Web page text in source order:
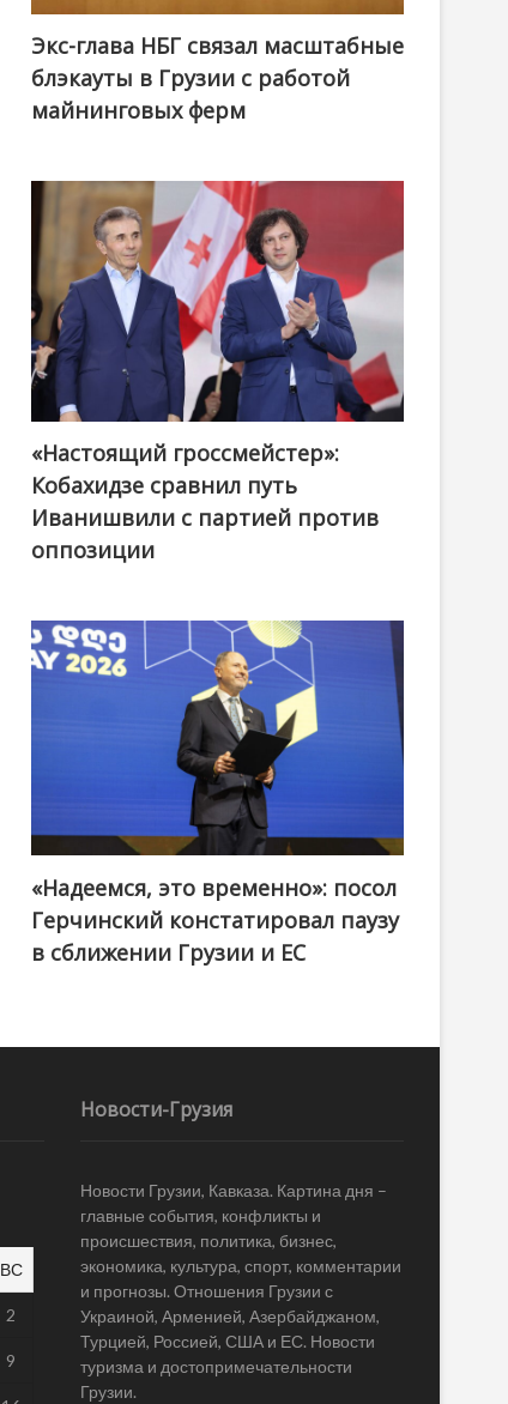
Экс-глава НБГ связал масштабные
блэкауты в Грузии с работой
майнинговых ферм
@ქართული ოცნება / Georgian Dream
«Настоящий гроссмейстер»:
Кобахидзе сравнил путь
Иванишвили с партией против
оппозиции
«Надеемся, это временно»: посол
Герчинский констатировал паузу
в сближении Грузии и ЕС
ВС
2
9
Новости-Грузия
Новости Грузии, Кавказа. Картина дня –
главные события, конфликты и
происшествия, политика, бизнес,
экономика, культура, спорт, комментарии
и прогнозы. Отношения Грузии с
Украиной, Арменией, Азербайджаном,
Турцией, Россией, США и ЕС. Новости
туризма и достопримечательности
Грузии.